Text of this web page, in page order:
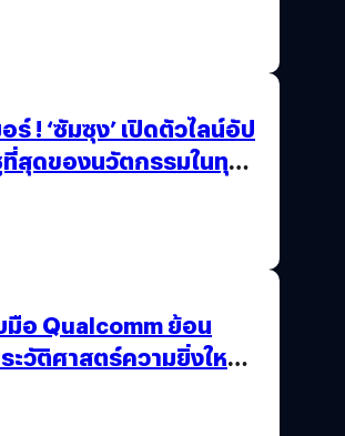
ร์ ! ‘ซัมซุง’ เปิดตัวไลน์อัป
สุดของนวัตกรรมในทุก
มือ Qualcomm ย้อน
ะวัติศาสตร์ความยิ่งใหญ่